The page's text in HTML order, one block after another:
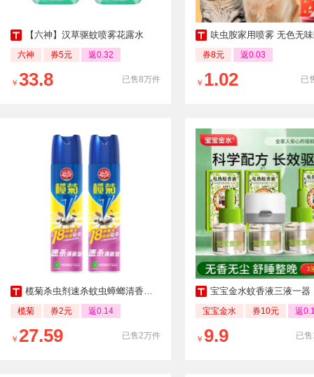
【六神】汉草驱蚊喷雾花露水
六神 券5元 返0.32
已售8万件
￥ 33.8
呋虫胺家用喷雾 无色无味防灭蟑螂
券8元 返0.03
已
￥ 1.02
榄菊杀虫剂速杀蚊虫蟑螂清香家用气雾剂
榄菊 券2元 返0.14
已售2万件
￥ 27.59
宝宝金水蚊香液三液一器
宝宝金水 券10元 返
已
￥ 9.9